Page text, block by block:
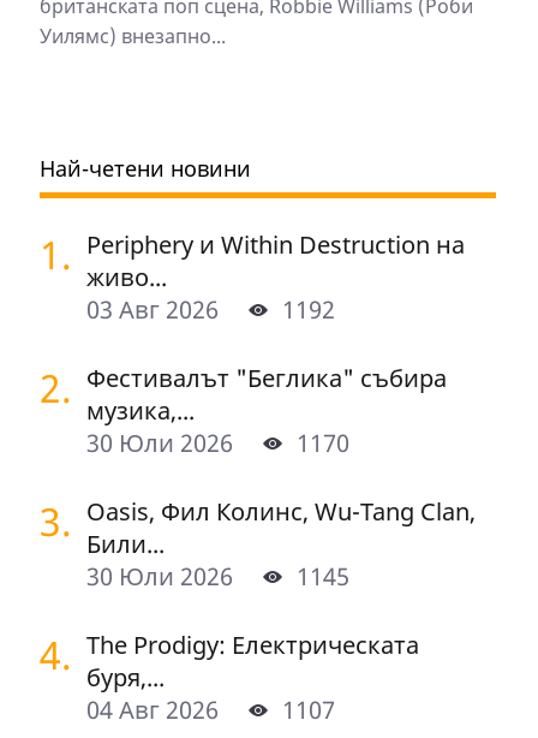
британската поп сцена, Robbie Williams (Роби
Уилямс) внезапно...
Най-четени новини
1. Periphery и Within Destruction на
живо...
03 Авг 2026
1192
2. Фестивалът "Беглика" събира
музика,...
30 Юли 2026
1170
3. Oasis, Фил Колинс, Wu-Tang Clan,
Били...
30 Юли 2026
1145
4. The Prodigy: Електрическата
буря,...
04 Авг 2026
1107